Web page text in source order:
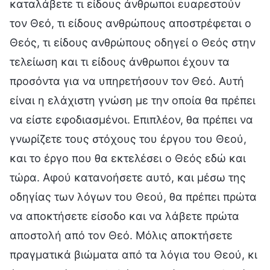
καταλάβετε τι είδους άνθρωποι ευαρεστούν
τον Θεό, τι είδους ανθρώπους αποστρέφεται ο
Θεός, τι είδους ανθρώπους οδηγεί ο Θεός στην
τελείωση και τι είδους άνθρωποι έχουν τα
προσόντα για να υπηρετήσουν τον Θεό. Αυτή
είναι η ελάχιστη γνώση με την οποία θα πρέπει
να είστε εφοδιασμένοι. Επιπλέον, θα πρέπει να
γνωρίζετε τους στόχους του έργου του Θεού,
και το έργο που θα εκτελέσει ο Θεός εδώ και
τώρα. Αφού κατανοήσετε αυτό, και μέσω της
οδηγίας των λόγων του Θεού, θα πρέπει πρώτα
να αποκτήσετε είσοδο και να λάβετε πρώτα
αποστολή από τον Θεό. Μόλις αποκτήσετε
πραγματικά βιώματα από τα λόγια του Θεού, κι